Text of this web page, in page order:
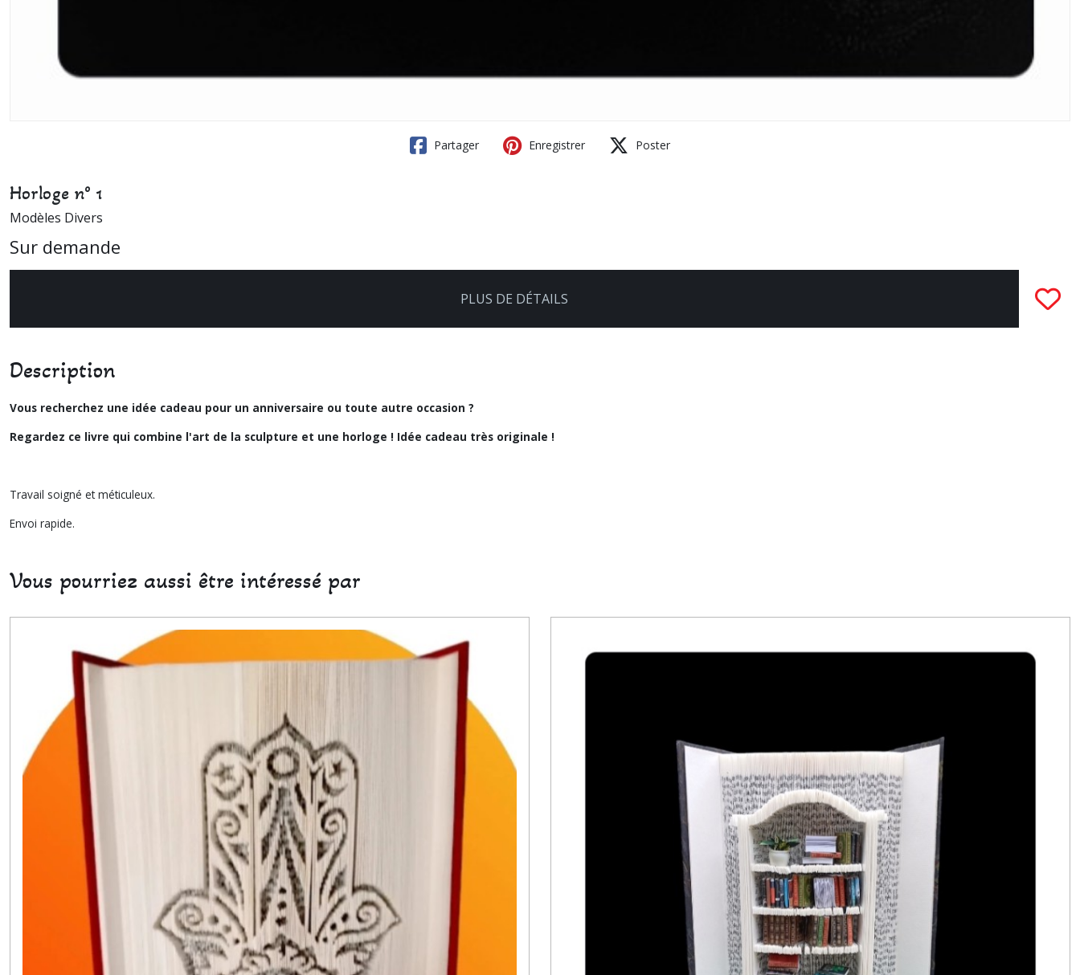
Partager Enregistrer Poster
Horloge n° 1
Modèles Divers
Sur demande
PLUS DE DÉTAILS
Description
Vous recherchez une idée cadeau pour un anniversaire ou toute autre occasion ?
Regardez ce livre qui combine l'art de la sculpture et une horloge ! Idée cadeau très originale !
Travail soigné et méticuleux.
Envoi rapide.
Vous pourriez aussi être intéressé par